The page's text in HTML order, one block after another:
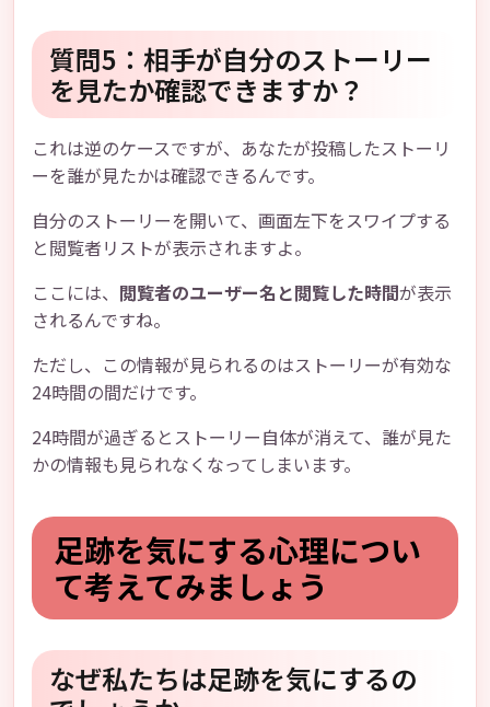
質問5：相手が自分のストーリー
を見たか確認できますか？
これは逆のケースですが、あなたが投稿したストーリ
ーを誰が見たかは確認できるんです。
自分のストーリーを開いて、画面左下をスワイプする
と閲覧者リストが表示されますよ。
ここには、 閲覧者のユーザー名と閲覧した時間が表示
されるんですね。
ただし、この情報が見られるのはストーリーが有効な
24時間の間だけです。
24時間が過ぎるとストーリー自体が消えて、誰が見た
かの情報も見られなくなってしまいます。
足跡を気にする心理につい
て考えてみましょう
なぜ私たちは足跡を気にするの